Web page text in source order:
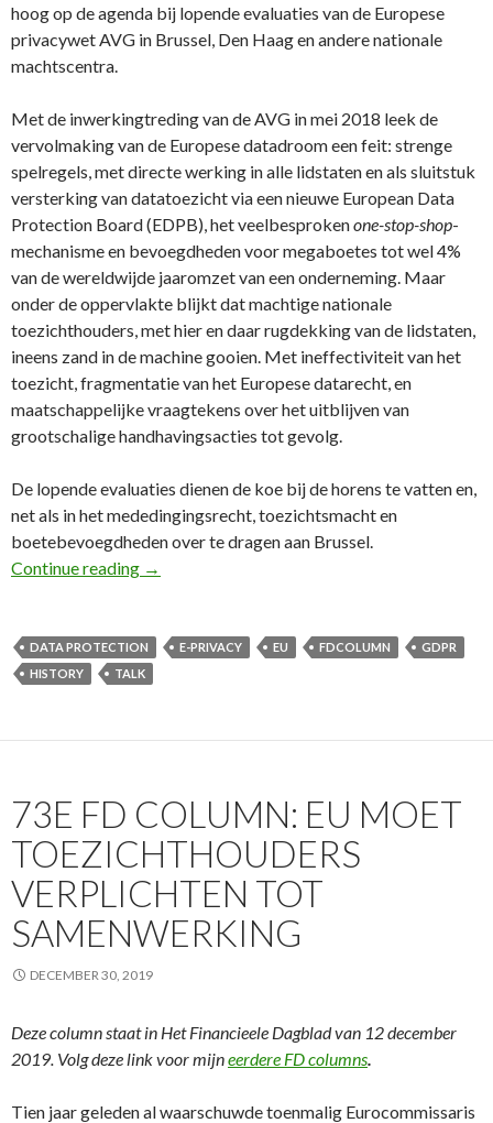
hoog op de agenda bij lopende evaluaties van de Europese
privacywet AVG in Brussel, Den Haag en andere nationale
machtscentra.
Met de inwerkingtreding van de AVG in mei 2018 leek de
vervolmaking van de Europese datadroom een feit: strenge
spelregels, met directe werking in alle lidstaten en als sluitstuk
versterking van datatoezicht via een nieuwe European Data
Protection Board (EDPB), het veelbesprokenone-stop-shop-
mechanisme en bevoegdheden voor megaboetes tot wel 4%
van de wereldwijde jaaromzet van een onderneming. Maar
onder de oppervlakte blijkt dat machtige nationale
toezichthouders, met hier en daar rugdekking van de lidstaten,
ineens zand in de machine gooien. Met ineffectiviteit van het
toezicht, fragmentatie van het Europese datarecht, en
maatschappelijke vraagtekens over het uitblijven van
grootschalige handhavingsacties tot gevolg.
De lopende evaluaties dienen de koe bij de horens te vatten en,
net als in het mededingingsrecht, toezichtsmacht en
boetebevoegdheden over te dragen aan Brussel.
Continue reading
83e FD Column: Versplintering
→
DATA PROTECTION E-PRIVACY EU FDCOLUMN
GDPR
HISTORY
TALK
73E FD COLUMN: EU MOET
TOEZICHTHOUDERS
VERPLICHTEN TOT
SAMENWERKING
DECEMBER 30, 2019
Deze column staat in Het Financieele Dagblad van 12 december
2019. Volg deze link voor mijneerdere FD columns
Tien jaar geleden al waarschuwde toenmalig Eurocommissaris